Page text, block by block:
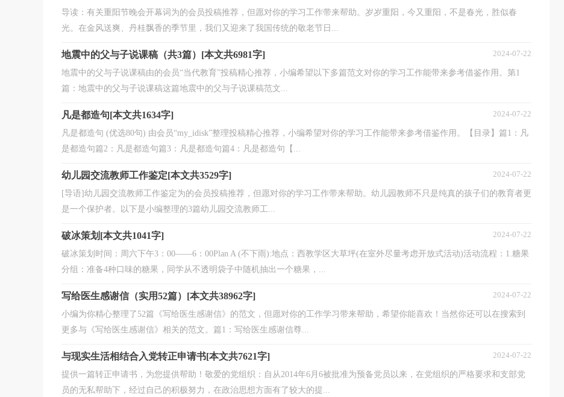
导读：有关重阳节晚会开幕词为的会员投稿推荐，但愿对你的学习工作带来帮助。岁岁重阳，今又重阳，不是春光，胜似春
光。在金风送爽、丹桂飘香的季节里，我们又迎来了我国传统的敬老节日...
地震中的父与子说课稿（共3篇）[本文共6981字] 2024-07-22
地震中的父与子说课稿由的会员“当代教育”投稿精心推荐，小编希望以下多篇范文对你的学习工作能带来参考借鉴作用。第1
篇：地震中的父与子说课稿这篇地震中的父与子说课稿范文...
凡是都造句[本文共1634字] 2024-07-22
凡是都造句 (优选80句) 由会员“my_idisk”整理投稿精心推荐，小编希望对你的学习工作能带来参考借鉴作用。【目录】篇1：凡
是都造句篇2：凡是都造句篇3：凡是都造句篇4：凡是都造句【...
幼儿园交流教师工作鉴定[本文共3529字] 2024-07-22
[导语]幼儿园交流教师工作鉴定为的会员投稿推荐，但愿对你的学习工作带来帮助。幼儿园教师不只是纯真的孩子们的教育者更
是一个保护者。以下是小编整理的3篇幼儿园交流教师工...
破冰策划[本文共1041字] 2024-07-22
破冰策划时间：周六下午3：00——6：00Plan A (不下雨):地点：西教学区大草坪(在室外尽量考虑开放式活动)活动流程：1.糖果
分组：准备4种口味的糖果，同学从不透明袋子中随机抽出一个糖果，...
写给医生感谢信（实用52篇）[本文共38962字] 2024-07-22
小编为你精心整理了52篇《写给医生感谢信》的范文，但愿对你的工作学习带来帮助，希望你能喜欢！当然你还可以在搜索到
更多与《写给医生感谢信》相关的范文。篇1：写给医生感谢信尊...
与现实生活相结合入党转正申请书[本文共7621字] 2024-07-22
提供一篇转正申请书，为您提供帮助！敬爱的党组织：自从2014年6月6被批准为预备党员以来，在党组织的严格要求和支部党
员的无私帮助下，经过自己的积极努力，在政治思想方面有了较大的提...